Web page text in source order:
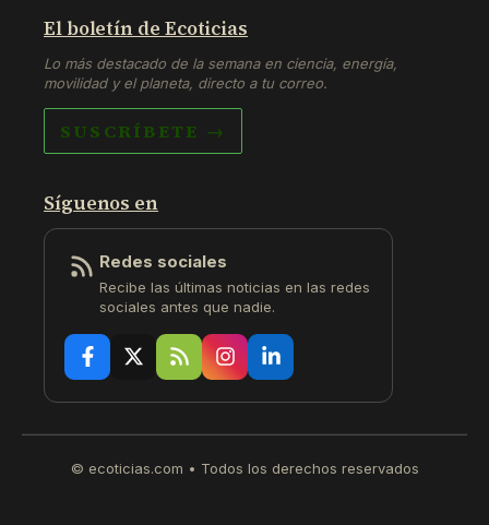
El boletín de Ecoticias
Lo más destacado de la semana en ciencia, energía,
movilidad y el planeta, directo a tu correo.
SUSCRÍBETE →
Síguenos en
Redes sociales
Recibe las últimas noticias en las redes
sociales antes que nadie.
© ecoticias.com • Todos los derechos reservados